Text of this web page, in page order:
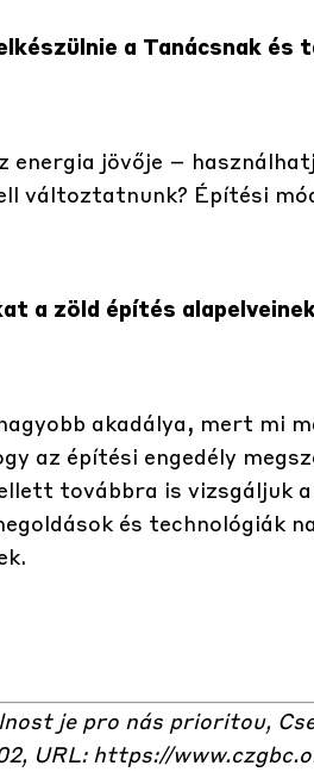
a Tanácsnak
energia jövője –
változtatnunk? Építési
a zöld építés
akadálya, mert mi
az építési engedély
továbbra is vizsgáljuk
és technológiák
je pro nás prioritou,
URL: https://